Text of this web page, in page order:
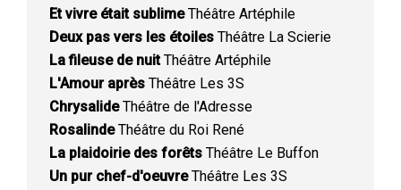
Et vivre était sublimeThéâtre Artéphile
Deux pas vers les étoiles Théâtre La Scierie
La fileuse de nuitThéâtre Artéphile
L'Amour après Théâtre Les 3S
ChrysalideThéâtre de l'Adresse
RosalindeThéâtre du Roi René
La plaidoirie des forêts Théâtre Le Buffon
Un pur chef-d'oeuvreThéâtre Les 3S